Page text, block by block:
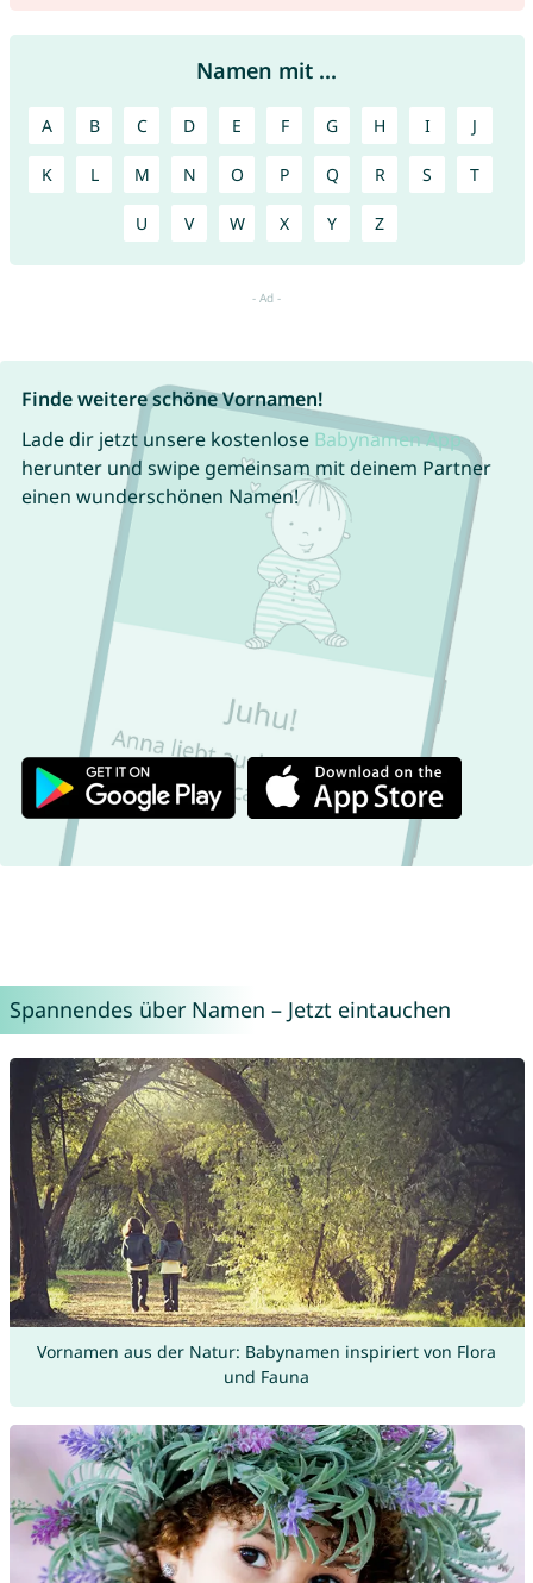
Namen mit ...
A B C D E F G H I J
K L M N O P Q R S T
U V W X Y Z
Finde weitere schöne Vornamen!
Lade dir jetzt unsere kostenlose Babynamen App
herunter und swipe gemeinsam mit deinem Partner
einen wunderschönen Namen!
Spannendes über Namen – Jetzt eintauchen
Vornamen aus der Natur: Babynamen inspiriert von Flora
und Fauna